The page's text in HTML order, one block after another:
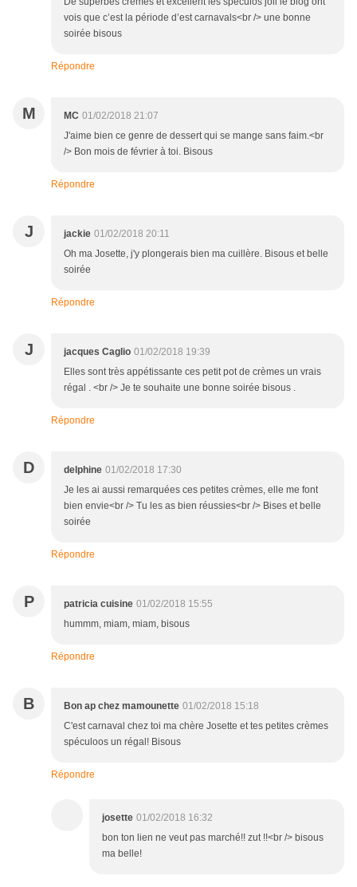
vois que c’est la période d’est carnavals<br /> une bonne
soirée bisous
Répondre
M MC 01/02/2018 21:07
J'aime bien ce genre de dessert qui se mange sans faim.<br
/> Bon mois de février à toi. Bisous
Répondre
J jackie 01/02/2018 20:11
Oh ma Josette, j'y plongerais bien ma cuillère. Bisous et belle
soirée
Répondre
J jacques Caglio 01/02/2018 19:39
Elles sont très appétissante ces petit pot de crèmes un vrais
régal . <br /> Je te souhaite une bonne soirée bisous .
Répondre
D delphine 01/02/2018 17:30
Je les ai aussi remarquées ces petites crèmes, elle me font
bien envie<br /> Tu les as bien réussies<br /> Bises et belle
soirée
Répondre
P patricia cuisine 01/02/2018 15:55
hummm, miam, miam, bisous
Répondre
B Bon ap chez mamounette 01/02/2018 15:18
C'est carnaval chez toi ma chère Josette et tes petites crèmes
spéculoos un régal! Bisous
Répondre
josette 01/02/2018 16:32
bon ton lien ne veut pas marché!! zut !!<br /> bisous
ma belle!